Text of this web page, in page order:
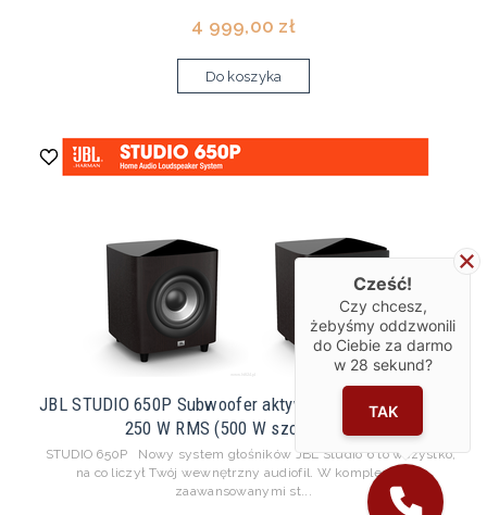
4 999,00 zł
Do koszyka
JBL STUDIO 650P Subwoofer aktywny, 10-calowy Moc:
250 W RMS (500 W szczytowa).
STUDIO 650P Nowy system głośników JBL Studio 6 to wszystko,
na co liczył Twój wewnętrzny audiofil. W komplecie z
zaawansowanymi st...
Cześć!
Czy chcesz,
żebyśmy oddzwonili
do Ciebie za darmo
w 28 sekund?
TAK